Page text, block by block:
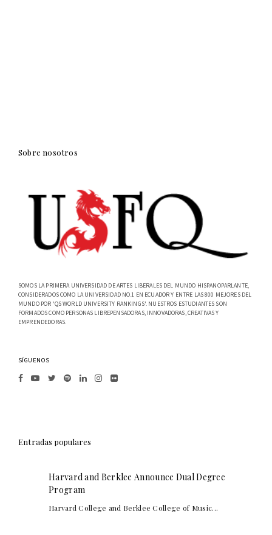
Sobre nosotros
SOMOS LA PRIMERA UNIVERSIDAD DE ARTES LIBERALES DEL MUNDO HISPANOPARLANTE,
CONSIDERADOS COMO LA UNIVERSIDAD NO.1 EN ECUADOR Y ENTRE LAS 800 MEJORES DEL
MUNDO POR 'QS WORLD UNIVERSITY RANKINGS'. NUESTROS ESTUDIANTES SON
FORMADOS COMO PERSONAS LIBREPENSADORAS, INNOVADORAS, CREATIVAS Y
EMPRENDEDORAS.
SÍGUENOS
Entradas populares
Harvard and Berklee Announce Dual Degree
Program
Harvard College and Berklee College of Music...